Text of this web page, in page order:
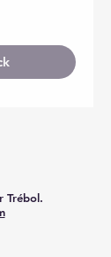
Trébol.